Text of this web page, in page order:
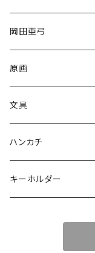
岡田亜弓
原画
文具
ハンカチ
キーホルダー